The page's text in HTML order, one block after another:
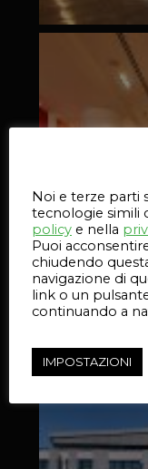
Noi e terze parti
tecnologie simili
policy e nella
Puoi
chiudendo
navigazione di
link o un
continuando a
IMPOSTAZIONI